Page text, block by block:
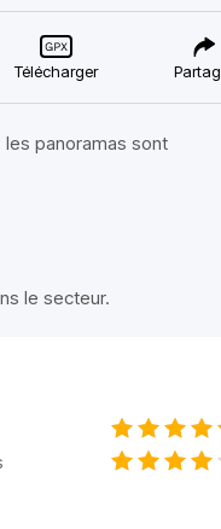
Télécharger
panoramas sont
le secteur.